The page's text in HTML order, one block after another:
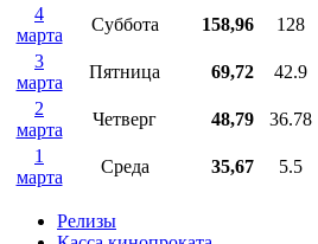
4
марта
Суббота 158,96 128
3
марта
Пятница 69,72 42.9
2
марта
Четверг 48,79 36.78
1
марта
Среда 35,67 5.5
Релизы